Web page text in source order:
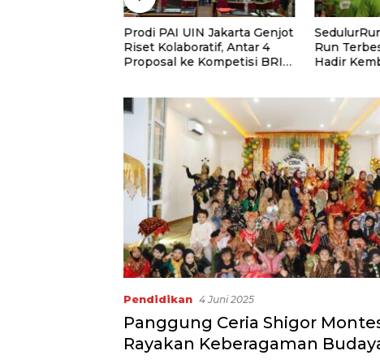
Prodi PAI UIN Jakarta Genjot
Riset Kolaboratif, Antar 4
Proposal ke Kompetisi BRIN
Run
Hadir
dan Guru
Pendidikan 4 Juni 2025
Panggung Ceria Shigor
Rayakan Keberagaman